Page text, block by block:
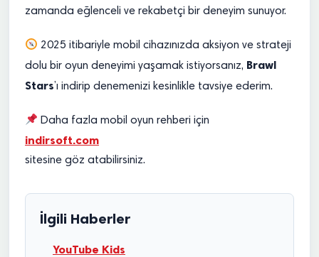
zamanda eğlenceli ve rekabetçi bir deneyim sunuyor.
2025 itibariyle mobil cihazınızda aksiyon ve strateji
dolu bir oyun deneyimi yaşamak istiyorsanız, Brawl
Stars’ı indirip denemenizi kesinlikle tavsiye ederim.
Daha fazla mobil oyun rehberi için
indirsoft.com
sitesine göz atabilirsiniz.
İlgili Haberler
YouTube Kids